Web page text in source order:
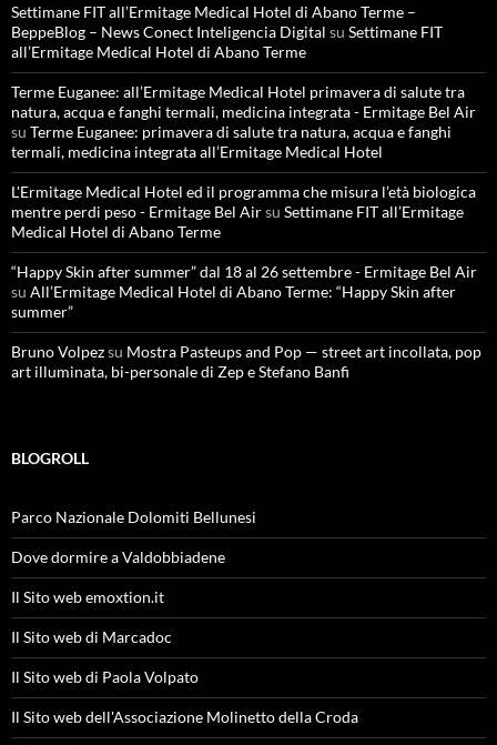
Settimane FIT all’Ermitage Medical Hotel di Abano Terme –
BeppeBlog – News Conect Inteligencia Digital su Settimane FIT
all’Ermitage Medical Hotel di Abano Terme
Terme Euganee: all’Ermitage Medical Hotel primavera di salute tra
natura, acqua e fanghi termali, medicina integrata - Ermitage Bel Air
su Terme Euganee: primavera di salute tra natura, acqua e fanghi
termali, medicina integrata all’Ermitage Medical Hotel
L'Ermitage Medical Hotel ed il programma che misura l’età biologica
mentre perdi peso - Ermitage Bel Airsu Settimane FIT all’Ermitage
Medical Hotel di Abano Terme
“Happy Skin after summer” dal 18 al 26 settembre - Ermitage Bel Air
su All’Ermitage Medical Hotel di Abano Terme: “Happy Skin after
summer”
Bruno Volpezsu Mostra Pasteups and Pop — street art incollata, pop
art illuminata, bi-personale di Zep e Stefano Banfi
BLOGROLL
Parco Nazionale Dolomiti Bellunesi
Dove dormire a Valdobbiadene
Il Sito web emoxtion.it
Il Sito web di Marcadoc
Il Sito web di Paola Volpato
Il Sito web dell'Associazione Molinetto della Croda